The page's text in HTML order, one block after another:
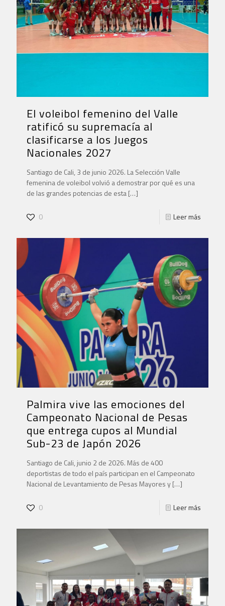
El voleibol femenino del Valle
ratificó su supremacía al
clasificarse a los Juegos
Nacionales 2027
Santiago de Cali, 3 de junio 2026. La Selección Valle
femenina de voleibol volvió a demostrar por qué es una
de las grandes potencias de esta[…]
0 Leer más
Palmira vive las emociones del
Campeonato Nacional de Pesas
que entrega cupos al Mundial
Sub-23 de Japón 2026
Santiago de Cali, junio 2 de 2026. Más de 400
deportistas de todo el país participan en el Campeonato
Nacional de Levantamiento de Pesas Mayores y[…]
0 Leer más